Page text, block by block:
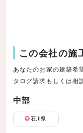
この会社の施
あなたのお家の建築希
タログ請求もしくは相
中部
石川県